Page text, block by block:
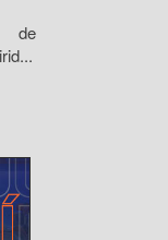
de